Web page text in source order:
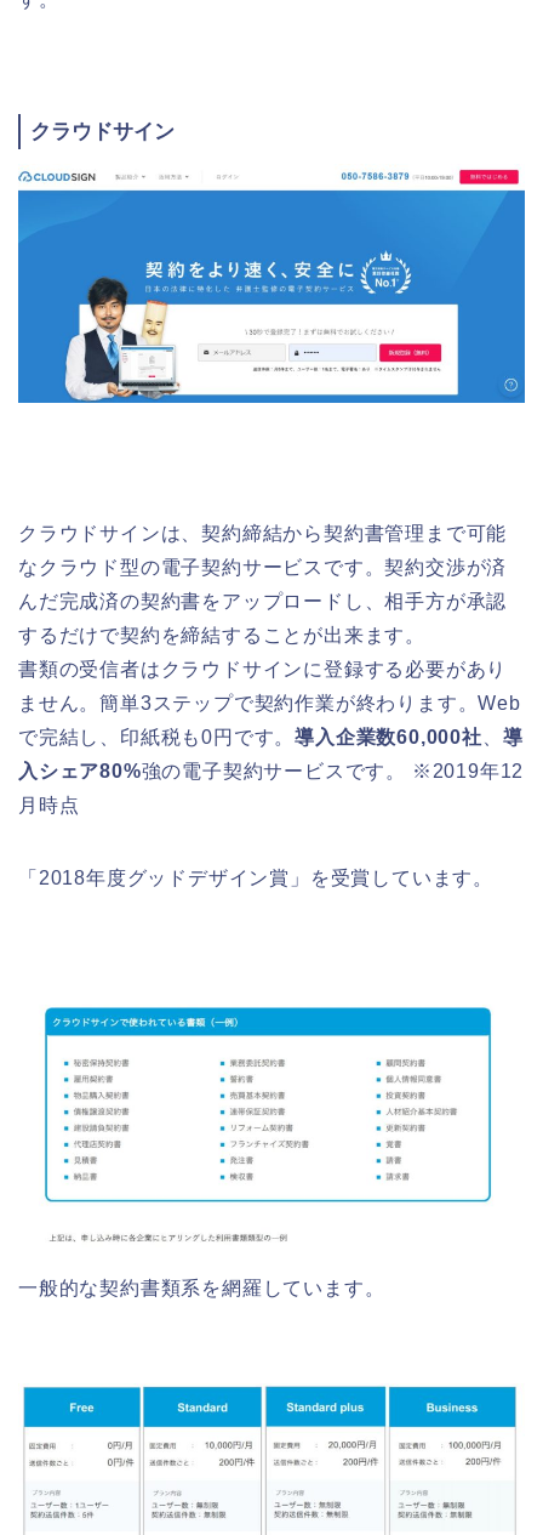
クラウドサイン
クラウドサインは、契約締結から契約書管理まで可能
なクラウド型の電子契約サービスです。契約交渉が済
んだ完成済の契約書をアップロードし、相手方が承認
するだけで契約を締結することが出来ます。
書類の受信者はクラウドサインに登録する必要があり
ません。簡単3ステップで契約作業が終わります。Web
で完結し、印紙税も0円です。導入企業数60,000社
導
入シェア80%強の電子契約サービスです。 ※2019年12
月時点
「2018年度グッドデザイン賞」を受賞しています。
一般的な契約書類系を網羅しています。